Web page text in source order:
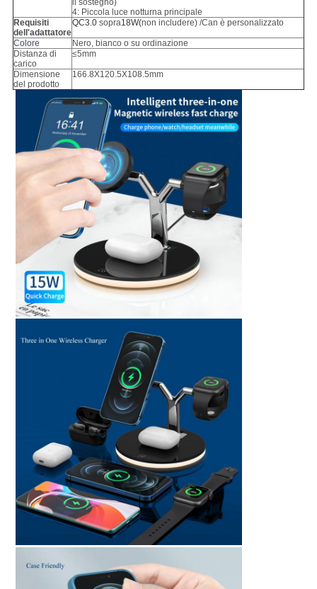
il sostegno)
4: Piccola luce notturna principale
Requisiti
dell'adattatore
QC3.0 sopra18W(non includere) /Can è personalizzato
Colore
Nero, bianco o su ordinazione
Distanza di
carico
≤5mm
Dimensione
del prodotto
166.8X120.5X108.5mm